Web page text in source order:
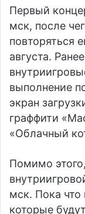
Первый
мск, после
повторяться
августа.
выполнение
экран
граффити
«Облачный
Помимо
мск. Пока что
которые